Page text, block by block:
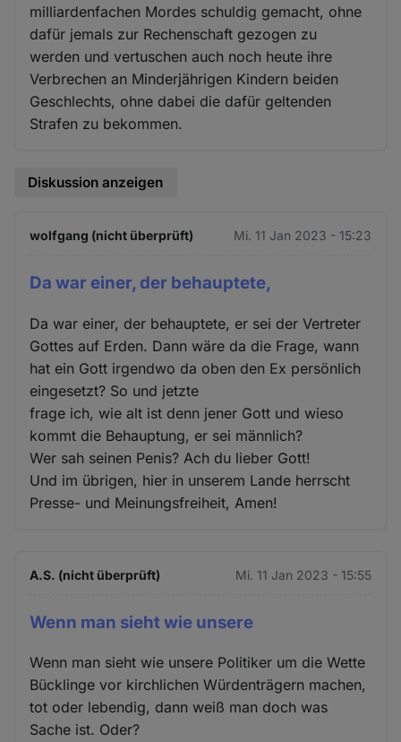
milliardenfachen Mordes schuldig gemacht, ohne
dafür jemals zur Rechenschaft gezogen zu
werden und vertuschen auch noch heute ihre
Verbrechen an Minderjährigen Kindern beiden
Geschlechts, ohne dabei die dafür geltenden
Strafen zu bekommen.
Diskussion anzeigen
wolfgang (nicht überprüft) Mi. 11 Jan 2023 - 15:23
Da war einer, der behauptete,
Da war einer, der behauptete, er sei der Vertreter
Gottes auf Erden. Dann wäre da die Frage, wann
hat ein Gott irgendwo da oben den Ex persönlich
eingesetzt? So und jetzte
frage ich, wie alt ist denn jener Gott und wieso
kommt die Behauptung, er sei männlich?
Wer sah seinen Penis? Ach du lieber Gott!
Und im übrigen, hier in unserem Lande herrscht
Presse- und Meinungsfreiheit, Amen!
A.S. (nicht überprüft) Mi. 11 Jan 2023 - 15:55
Wenn man sieht wie unsere
Wenn man sieht wie unsere Politiker um die Wette
Bücklinge vor kirchlichen Würdenträgern machen,
tot oder lebendig, dann weiß man doch was
Sache ist. Oder?